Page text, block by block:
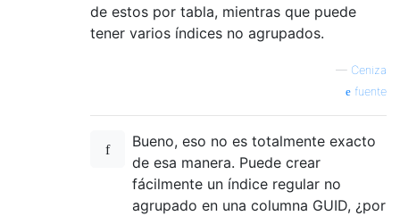
de estos por tabla, mientras que puede
tener varios índices no agrupados.
— Ceniza
fuente
Bueno, eso no es totalmente exacto
de esa manera. Puede crear
fácilmente un índice regular no
agrupado en una columna GUID, ¿por